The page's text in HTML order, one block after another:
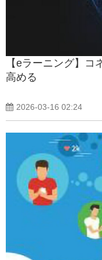
【eラーニング】
高める
2026-03-16 02:24